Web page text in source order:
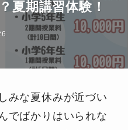
夏期講習体験！
みな夏休みが近づい
でばかりはいられな